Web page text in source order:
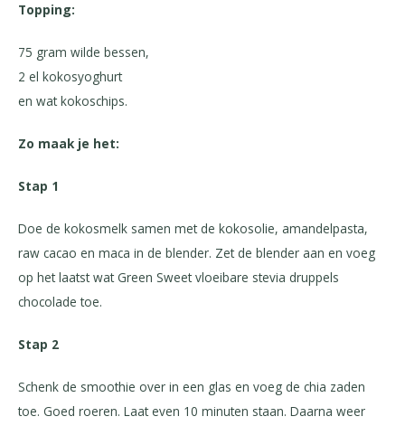
Topping:
75 gram wilde bessen,
2 el kokosyoghurt
en wat kokoschips.
Zo maak je het:
Stap 1
Doe de kokosmelk samen met de kokosolie, amandelpasta,
raw cacao en maca in de blender. Zet de blender aan en voeg
op het laatst wat Green Sweet vloeibare stevia druppels
chocolade toe.
Stap 2
Schenk de smoothie over in een glas en voeg de chia zaden
toe. Goed roeren. Laat even 10 minuten staan. Daarna weer